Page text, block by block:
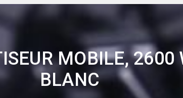
MOBILE,
BLANC